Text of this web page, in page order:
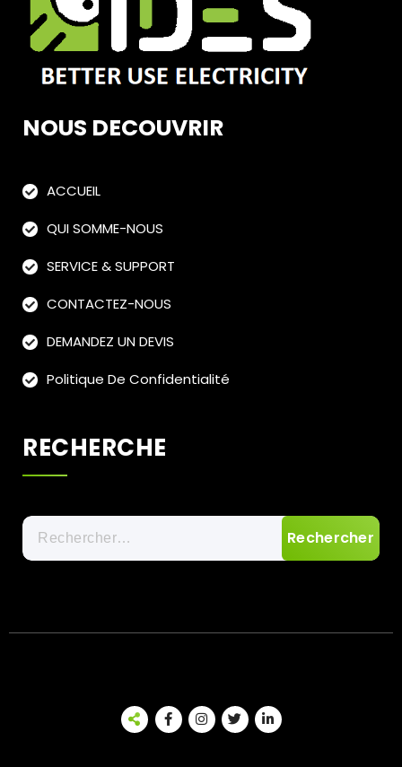
NOUS DECOUVRIR
ACCUEIL
QUI SOMME-NOUS
SERVICE & SUPPORT
CONTACTEZ-NOUS
DEMANDEZ UN DEVIS
Politique De Confidentialité
RECHERCHE
Rechercher :